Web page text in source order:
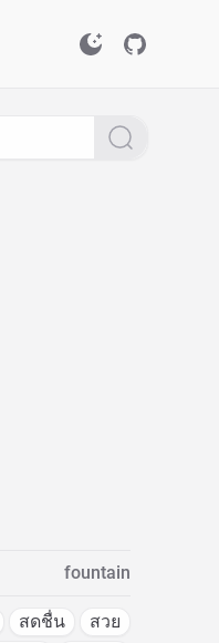
fountain
สดชื่น
สวย